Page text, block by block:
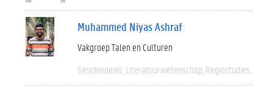
Muhammed Niyas Ashraf
Vakgroep Talen en Culturen
Geschiedenis Literatuurwetenschap Regiostudies